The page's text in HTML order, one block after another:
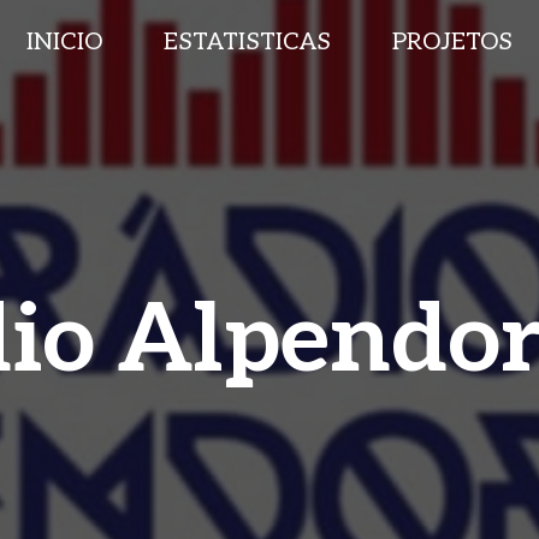
INICIO ESTATISTICAS PROJETOS